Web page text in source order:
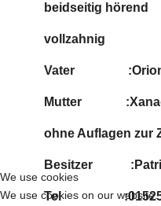
beidseitig hörend
vollzahnig
Vater :Orion`s
Mutter :Xanadu
ohne Auflagen zur
Besitzer
Tel
We use cookies
We use cookies on our